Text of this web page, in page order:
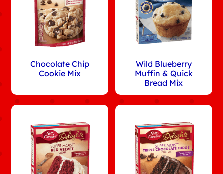
Chocolate Chip
Cookie Mix
Wild Blueberry
Muffin & Quick
Bread Mix